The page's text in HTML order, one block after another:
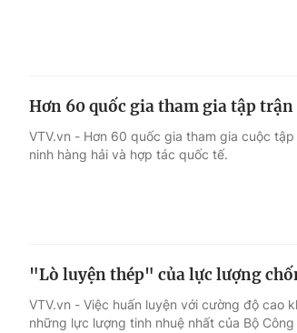
Hơn 60 quốc gia tham gia tập
VTV.vn - Hơn 60 quốc gia tham gia cuộc
ninh hàng hải và hợp tác quốc tế.
"Lò luyện thép" của lực lượng
VTV.vn - Việc huấn luyện với cường độ cao
những lực lượng tinh nhuệ nhất của Bộ Công